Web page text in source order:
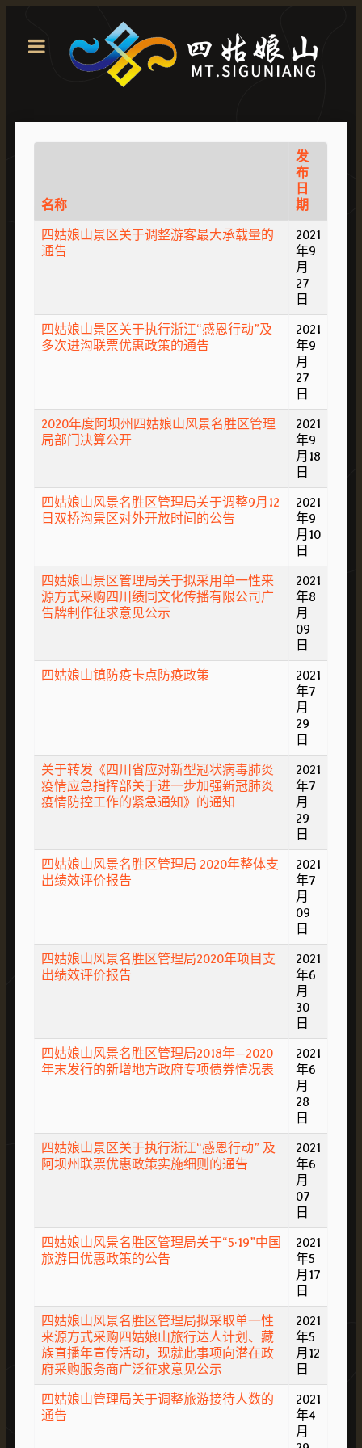
名称
发
布
日
期
四姑娘山景区关于调整游客最大承载量的
通告
2021
年9
月
27
日
四姑娘山景区关于执行浙江“感恩行动”及
多次进沟联票优惠政策的通告
2021
年9
月
27
日
2020年度阿坝州四姑娘山风景名胜区管理
局部门决算公开
2021
年9
月18
日
四姑娘山风景名胜区管理局关于调整9月12
日双桥沟景区对外开放时间的公告
2021
年9
月10
日
四姑娘山景区管理局关于拟采用单一性来
源方式采购四川绩同文化传播有限公司广
告牌制作征求意见公示
2021
年8
月
09
日
四姑娘山镇防疫卡点防疫政策
2021
年7
月
29
日
关于转发《四川省应对新型冠状病毒肺炎
疫情应急指挥部关于进一步加强新冠肺炎
疫情防控工作的紧急通知》的通知
2021
年7
月
29
日
四姑娘山风景名胜区管理局 2020年整体支
出绩效评价报告
2021
年7
月
09
日
四姑娘山风景名胜区管理局2020年项目支
出绩效评价报告
2021
年6
月
30
日
四姑娘山风景名胜区管理局2018年—2020
年末发行的新增地方政府专项债券情况表
2021
年6
月
28
日
四姑娘山景区关于执行浙江“感恩行动” 及
阿坝州联票优惠政策实施细则的通告
2021
年6
月
07
日
四姑娘山风景名胜区管理局关于“5·19”中国
旅游日优惠政策的公告
2021
年5
月17
日
四姑娘山风景名胜区管理局拟采取单一性
来源方式采购四姑娘山旅行达人计划、藏
族直播年宣传活动，现就此事项向潜在政
府采购服务商广泛征求意见公示
2021
年5
月12
日
四姑娘山管理局关于调整旅游接待人数的
通告
2021
年4
月